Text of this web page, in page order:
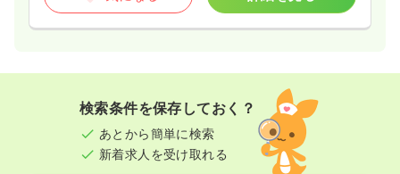
検索条件を保存しておく？
あとから簡単に検索
新着求人を受け取れる